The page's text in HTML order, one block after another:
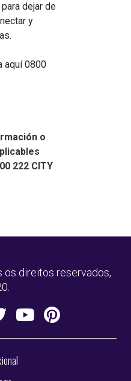
dejar de
y
aquí0800
o
222 CITY
os direitos reservados,